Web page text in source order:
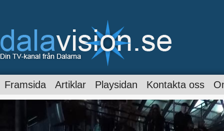
Framsida Artiklar Playsidan Kontakta oss